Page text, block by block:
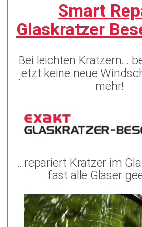
Smart
Glaskratzer
Bei leichten Kratzern...
jetzt keine neue
mehr!
...repariert Kratzer im
fast alle Gläser